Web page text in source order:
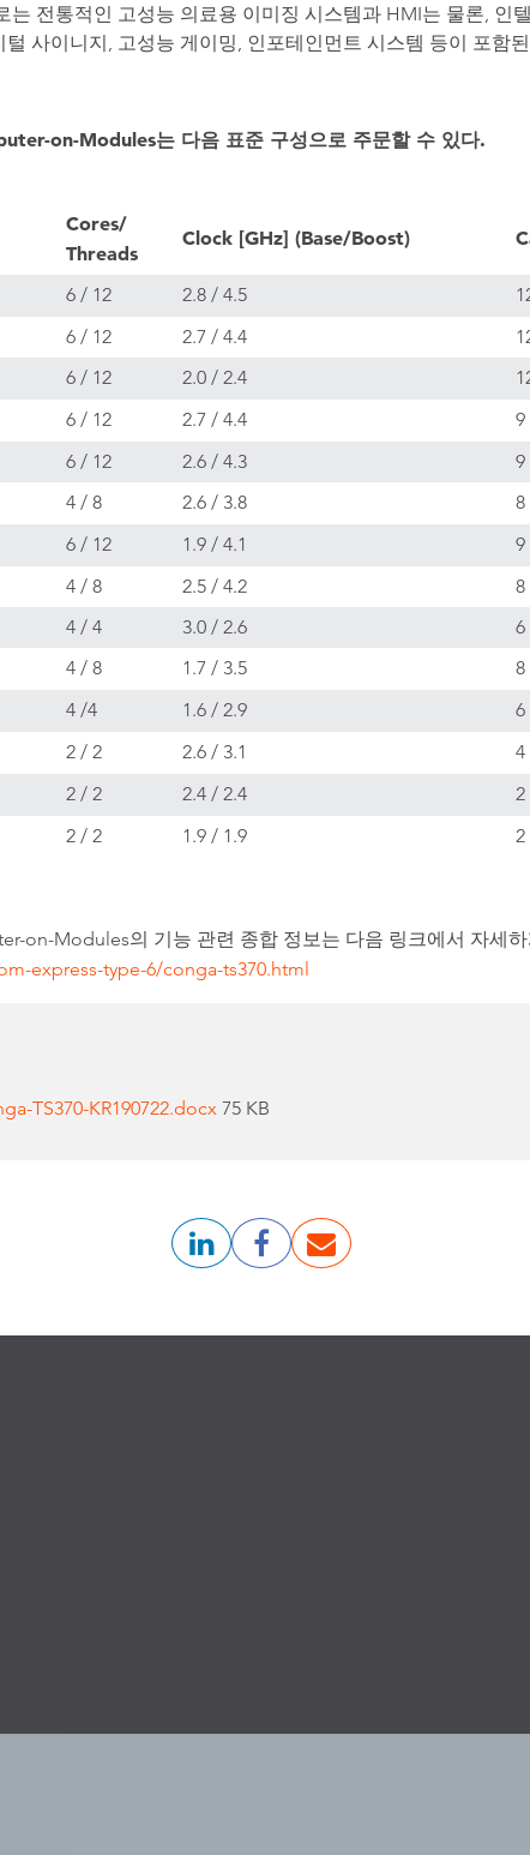
전통적인 고성능 의료용 이미징 시스템과 HMI는 물론, 인
사이니지, 고성능 게이밍, 인포테인먼트 시스템 등이 포함
on-Modules는 다음 표준 구성으로 주문할 수 있다.
Cores/
Threads
Clock [GHz] (Base/Boost)
6 / 12 2.8 / 4.5
6 / 12 2.7 / 4.4
6 / 12 2.0 / 2.4
6 / 12 2.7 / 4.4 9
6 / 12 2.6 / 4.3 9
4 / 8 2.6 / 3.8 8
6 / 12 1.9 / 4.1 9
4 / 8 2.5 / 4.2 8
4 / 4 3.0 / 2.6 6
4 / 8 1.7 / 3.5 8
4 /4 1.6 / 2.9 6
2 / 2 2.6 / 3.1 4
2 / 2 2.4 / 2.4 2
2 / 2 1.9 / 1.9 2
on-Modules의 기능 관련 종합 정보는 다음 링크에서 자세
express-type-6/conga-ts370.html
TS370-KR190722.docx75 KB